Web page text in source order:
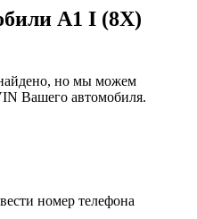
A1 I (8X)
но мы можем
Вашего автомобиля.
номер телефона